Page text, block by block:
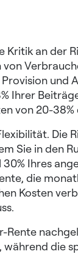
Kritik an der
und
Ihrer
von 20-
Die
Sie in den
Ihres
die
Kosten
Rente
die